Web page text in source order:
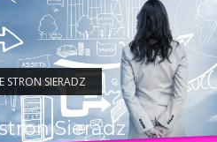
STRON SIERADZ
Sieradz